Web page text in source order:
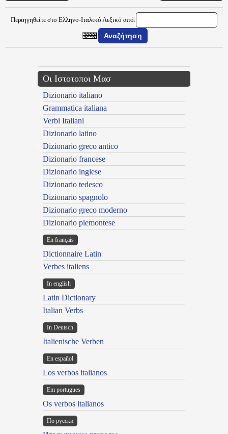
Περιηγηθείτε στο Ελληνο-Ιταλικό Λεξικό από:
Οι Ιστοτοποι Μασ
Dizionario italiano
Grammatica italiana
Verbi Italiani
Dizionario latino
Dizionario greco antico
Dizionario francese
Dizionario inglese
Dizionario tedesco
Dizionario spagnolo
Dizionario greco moderno
Dizionario piemontese
En français
Dictionnaire Latin
Verbes italiens
In english
Latin Dictionary
Italian Verbs
In Deutsch
Italienische Verben
En español
Los verbos italianos
Em portugues
Os verbos italianos
По русски